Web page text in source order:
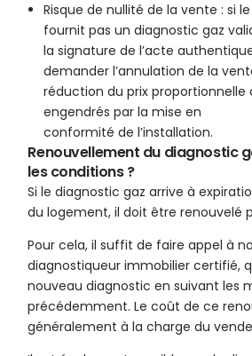
Risque de nullité de la vente : si
fournit pas un diagnostic gaz
la signature de l’acte
demander l’annulation de la
réduction du prix proportionnelle
engendrés par la mise en
conformité de l’installation.
Renouvellement du diagnostic
les conditions ?
Si le diagnostic gaz arrive à
du logement, il doit être renouvelé
Pour cela, il suffit de faire appel à
diagnostiqueur immobilier certifié,
nouveau diagnostic en suivant les
précédemment. Le coût de ce
généralement à la charge du